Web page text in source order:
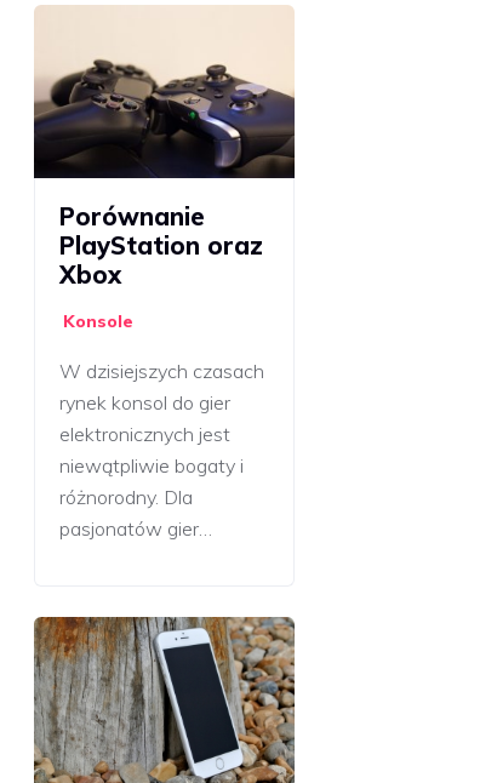
Porównanie
PlayStation oraz
Xbox
Konsole
W dzisiejszych czasach
rynek konsol do gier
elektronicznych jest
niewątpliwie bogaty i
różnorodny. Dla
pasjonatów gier…